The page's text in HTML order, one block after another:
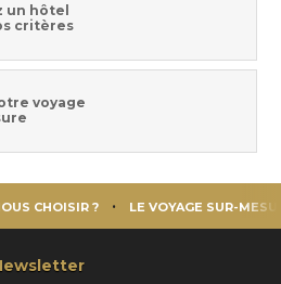
un hôtel
critères
voyage
CHOISIR ? LE VOYAGE SUR-